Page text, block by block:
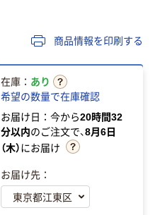
商品情報を印刷する
在庫： あり
希望の数量で在庫確認
お届け日：今から20時間32
分以内のご注文で、8月6日
（木）にお届け
お届け先：